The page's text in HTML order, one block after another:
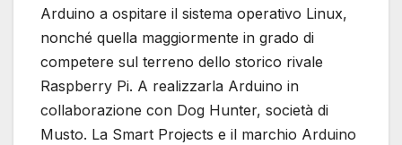
Arduino a ospitare il sistema operativo Linux,
nonché quella maggiormente in grado di
competere sul terreno dello storico rivale
Raspberry Pi. A realizzarla Arduino in
collaborazione con Dog Hunter, società di
Musto. La Smart Projects e il marchio Arduino